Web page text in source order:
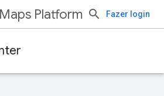
Maps Platform Fazer login